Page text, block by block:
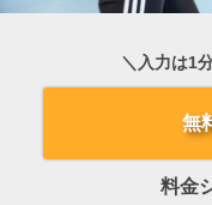
＼入力は1
無
料金